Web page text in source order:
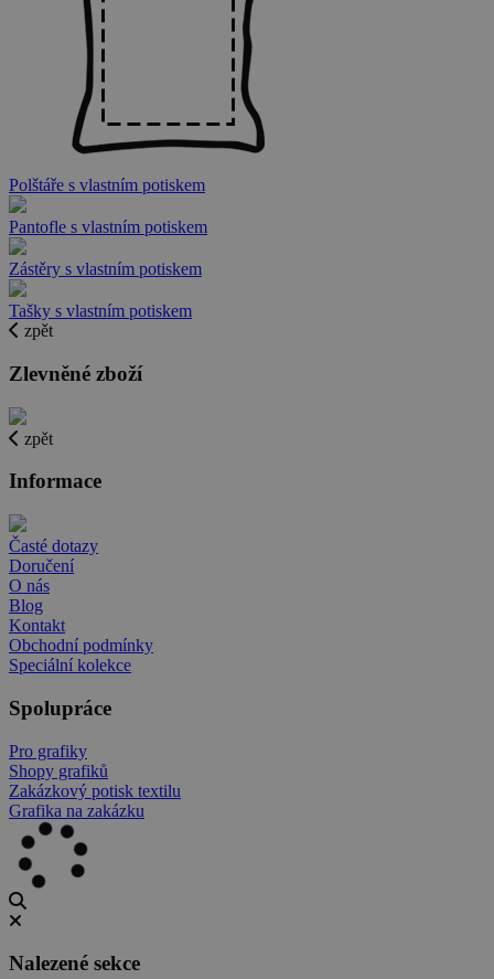
Polštáře s vlastním potiskem
Pantofle s vlastním potiskem
Zástěry s vlastním potiskem
Tašky s vlastním potiskem
zpět
Zlevněné zboží
zpět
Informace
Časté dotazy
Doručení
O nás
Blog
Kontakt
Obchodní podmínky
Speciální kolekce
Spolupráce
Pro grafiky
Shopy grafiků
Zakázkový potisk textilu
Grafika na zakázku
Nalezené sekce